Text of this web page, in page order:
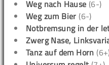
Weg nach Hause (6-)
Weg zum Bier (6-)
Notbremsung in der
Zwerg Nase,
Tanz auf dem Horn